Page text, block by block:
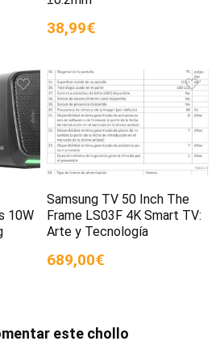
38,99€
10W
Samsung TV 50 Inch The
Frame LS03F 4K Smart TV:
Arte y Tecnología
689,00€
este chollo